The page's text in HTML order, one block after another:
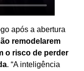
após a abertura
remodelarem
o risco de perder
. “A inteligência